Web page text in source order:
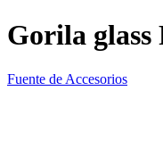
Gorila glass
Fuente de Accesorios